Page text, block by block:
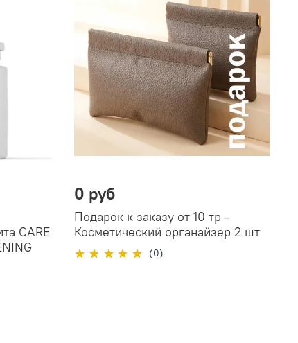
CARE
0 руб
Подарок к заказу от 10 тр -
Косметический органайзер 2 шт
(0)